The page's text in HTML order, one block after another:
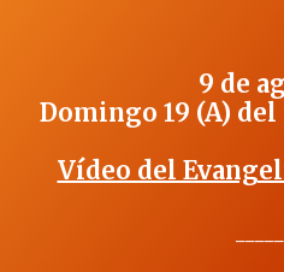
9 de
Domingo 19 (A)
Vídeo del